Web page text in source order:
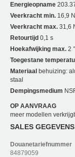
Energieopname
Veerkracht min. 16,9 N
Veerkracht max. 31,6
Retourtijd 0,1 s
Hoekafwijking max. 2 °
Toegestane
Materiaal behuizing:
staal
Dempingsmedium
OP AANVRAAG
meer modellen
SALES GEGEVENS
Douanetariefnummer
84879059